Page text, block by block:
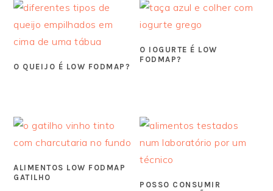
O QUEIJO É LOW FODMAP?
O IOGURTE É LOW
FODMAP?
ALIMENTOS LOW FODMAP
GATILHO
POSSO CONSUMIR